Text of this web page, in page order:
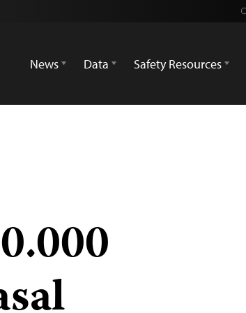
News
Data Safety Resources